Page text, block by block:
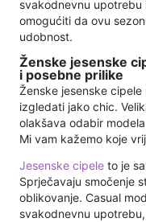
svakodnevnu
omogućiti da ovu
udobnost.
Ženske jesenske
i posebne prilike
Ženske jesenske
izgledati jako chic.
olakšava odabir
Mi vam kažemo koje
Jesenske cipele to je
Sprječavaju smočenje
oblikovanje. Casual
svakodnevnu